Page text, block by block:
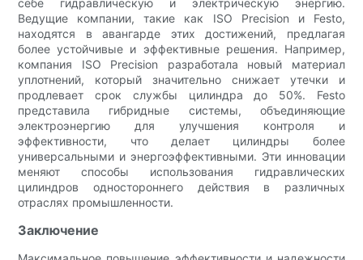
себе гидравлическую и электрическую энергию.
Ведущие компании, такие как ISO Precision и Festo,
находятся в авангарде этих достижений, предлагая
более устойчивые и эффективные решения. Например,
компания ISO Precision разработала новый материал
уплотнений, который значительно снижает утечки и
продлевает срок службы цилиндра до 50%. Festo
представила гибридные системы, объединяющие
электроэнергию для улучшения контроля и
эффективности, что делает цилиндры более
универсальными и энергоэффективными. Эти инновации
меняют способы использования гидравлических
цилиндров одностороннего действия в различных
отраслях промышленности.
Заключение